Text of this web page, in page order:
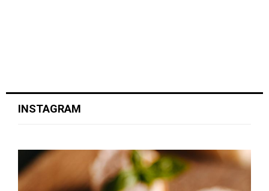
INSTAGRAM